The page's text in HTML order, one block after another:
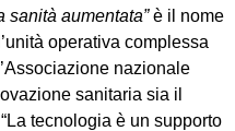
sanità aumentata”è il nome
operativa complessa
nazionale
sanitaria sia il
tecnologia è un supporto